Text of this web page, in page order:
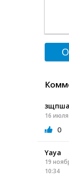
16
0
Yaya
19
10:34